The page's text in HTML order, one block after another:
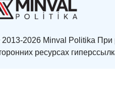
2026 Minval Politika
ресурсах